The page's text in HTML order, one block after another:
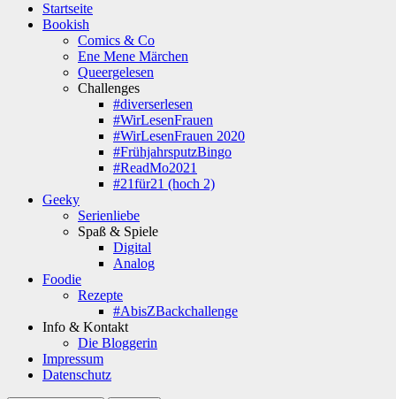
Startseite
Bookish
Comics & Co
Ene Mene Märchen
Queergelesen
Challenges
#diverserlesen
#WirLesenFrauen
#WirLesenFrauen 2020
#FrühjahrsputzBingo
#ReadMo2021
#21für21 (hoch 2)
Geeky
Serienliebe
Spaß & Spiele
Digital
Analog
Foodie
Rezepte
#AbisZBackchallenge
Info & Kontakt
Die Bloggerin
Impressum
Datenschutz